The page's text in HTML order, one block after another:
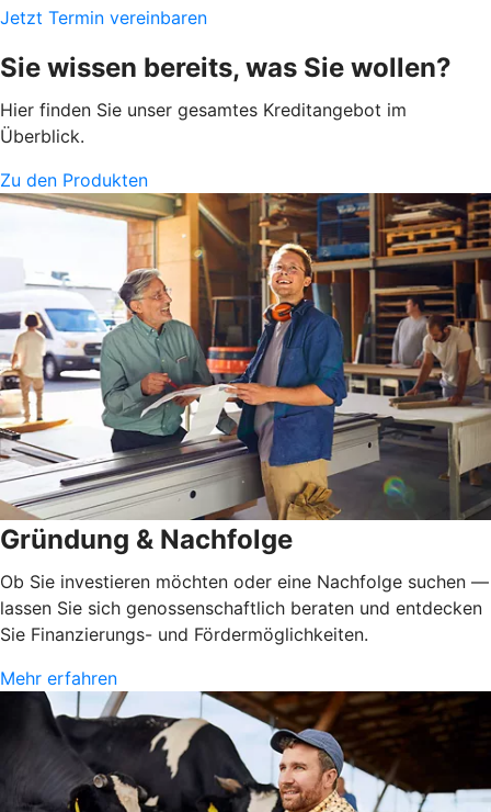
Jetzt Termin vereinbaren
Sie wissen bereits, was Sie wollen?
Hier finden Sie unser gesamtes Kreditangebot im
Überblick.
Zu den Produkten
Gründung & Nachfolge
Ob Sie investieren möchten oder eine Nachfolge suchen —
lassen Sie sich genossenschaftlich beraten und entdecken
Sie Finanzierungs- und Fördermöglichkeiten.
Mehr erfahren